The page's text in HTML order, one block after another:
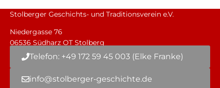
Stolberger Geschichts- und Traditionsverein e.V.
Niedergasse 76
06536 Südharz OT Stolberg
Telefon: +49 172 59 45 003 (Elke Franke)
info@stolberger-geschichte.de